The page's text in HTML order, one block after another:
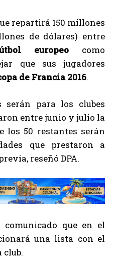
repartirá 150 millones
de dólares) entre
europeo como
que sus jugadores
de Francia 2016.
serán para los clubes
entre junio y julio la
los 50 restantes serán
que prestaron a
reseñó DPA.
que en el
una lista con el
club.